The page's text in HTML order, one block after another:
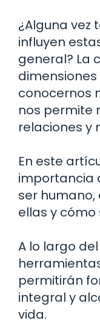
¿Alguna vez
influyen
general? La
conocernos
nos permite
relaciones y
En este
importancia
ser
ellas y
A lo largo
permitirán
integral y
vida.